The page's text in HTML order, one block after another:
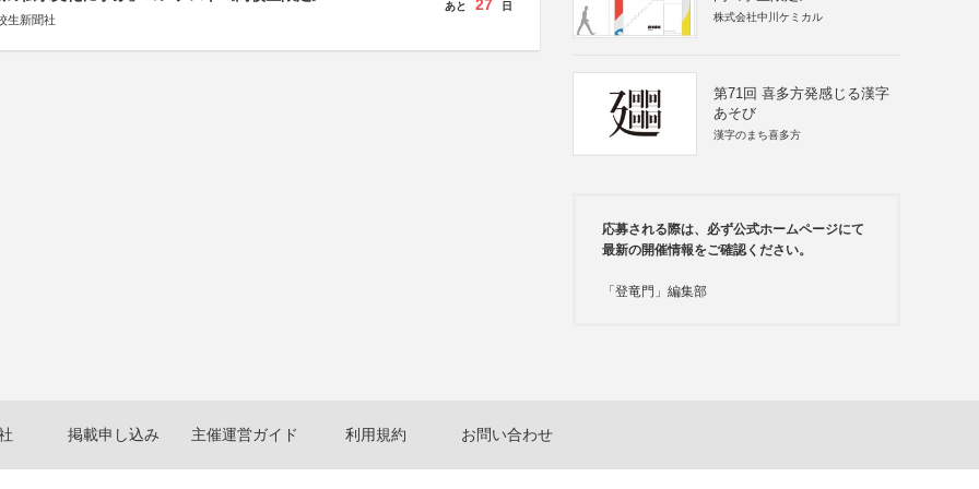
生新聞社
あと 27 日
株式会社中川ケミカル
第71回 喜多方発感じる漢字
あそび
漢字のまち喜多方
応募される際は、必ず公式ホームページにて
最新の開催情報をご確認ください。
「登竜門」編集部
掲載申し込み 主催運営ガイド 利用規約 お問い合わせ